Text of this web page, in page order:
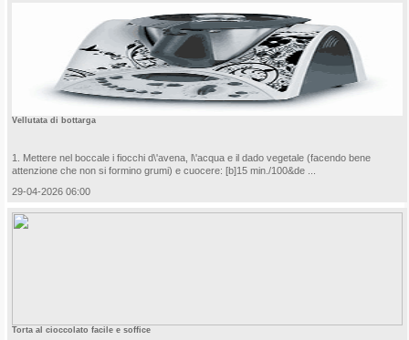
Vellutata di bottarga
1. Mettere nel boccale i fiocchi d\'avena, l\'acqua e il dado vegetale (facendo bene
attenzione che non si formino grumi) e cuocere: [b]15 min./100&de ...
29-04-2026 06:00
Torta al cioccolato facile e soffice